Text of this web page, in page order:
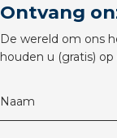
Ontvang
De wereld om ons
houden u (gratis)
Naam